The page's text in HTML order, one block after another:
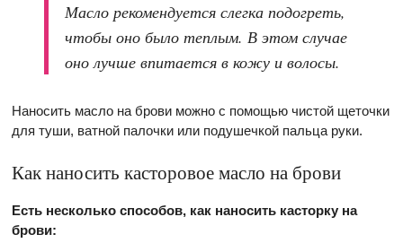
Масло рекомендуется слегка подогреть,
чтобы оно было теплым. В этом случае
оно лучше впитается в кожу и волосы.
Наносить масло на брови можно с помощью чистой щеточки
для туши, ватной палочки или подушечкой пальца руки.
Как наносить касторовое масло на брови
Есть несколько способов, как наносить касторку на
брови: